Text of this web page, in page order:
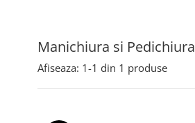
Manichiura si Pedichiura
Afiseaza: 1-1 din 1 produse